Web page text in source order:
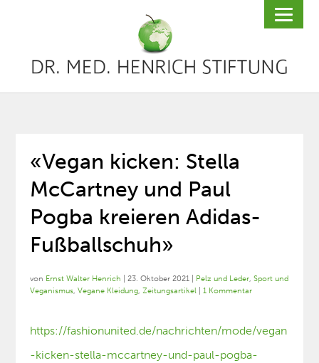
«Vegan kicken: Stella
McCartney und Paul
Pogba kreieren Adidas-
Fußballschuh»
von Ernst Walter Henrich |23. Oktober 2021 Pelz und Leder,Sport und
Veganismus,Vegane Kleidung,Zeitungsartikel |1 Kommentar
https://fashionunited.de/nachrichten/mode/vegan
-kicken-stella-mccartney-und-paul-pogba-